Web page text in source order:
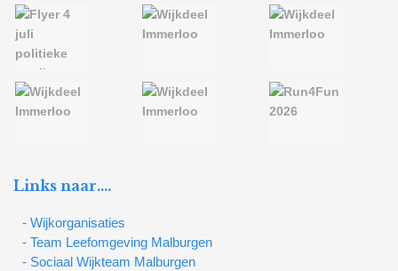
Links naar….
- Wijkorganisaties
- Team Leefomgeving Malburgen
- Sociaal Wijkteam Malburgen